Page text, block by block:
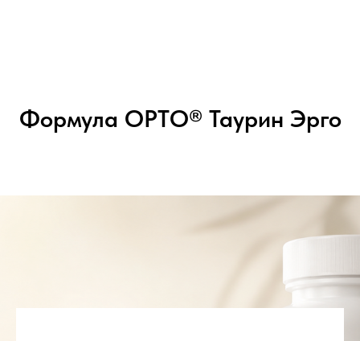
Формула ОРТО® Таурин Эрго